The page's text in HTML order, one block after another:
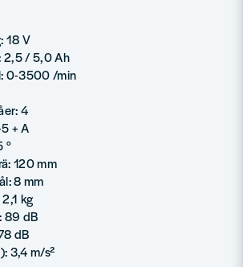
18 V
2,5 / 5,0 Ah
0-3500 /min
4
+ A
°
120 mm
8 mm
kg
89 dB
dB
3,4 m/s²